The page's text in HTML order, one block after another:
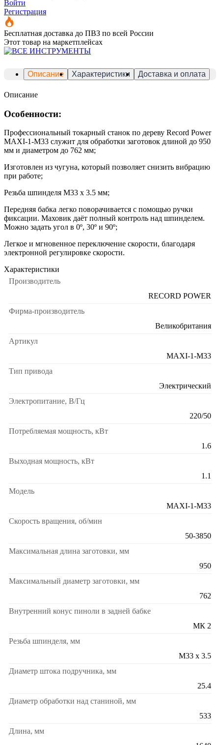
Войти
Регистрация
Бесплатная доставка до ПВЗ по всей России
Этот товар на маркетплейсах
Описание Характеристики Доставка и оплата
Описание
Особенности:
Профессиональный токарный станок по дереву Record Power
MAXI-1-M33 служит для обработки заготовок длиной до 950
мм и диаметром до 762 мм;
Изготовлен из чугуна, который позволяет снизить вибрацию
при работе;
Резьба шпинделя M33 x 3.5 мм;
Передняя бабка легко поворачивается с помощью ручки
фиксации. Маховик даёт полный контроль над шпинделем.
Можно задать угол в 0º, 30º и 90º;
Легкое и мгновенное переключение скорости, благодаря
электронной регулировке скорости.
Характеристики
Производитель
RECORD POWER
Фирма-производитель
Великобритания
Артикул
MAXI-1-M33
Тип привода
Электрический
Электропитание, В/Гц
220/50
Потребляемая мощность, кВт
1.6
Выходная мощность, кВт
1.1
Модель
MAXI-1-M33
Скорость вращения, об/мин
50-3850
Максимальная длина заготовки, мм
950
Максимальный диаметр заготовки, мм
762
Внутренний конус пиноли в задней бабке
МК 2
Резьба шпинделя, мм
M33 x 3.5
Диаметр штока подручника, мм
25.4
Диаметр обработки над станиной, мм
533
Длина, мм